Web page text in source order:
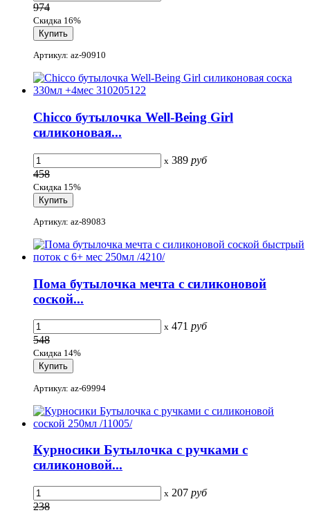
974
Скидка 16%
Артикул: az-90910
Chicco бутылочка Well-Being Girl
силиконовая...
x 389 руб
458
Скидка 15%
Артикул: az-89083
Пома бутылочка мечта с силиконовой
соской...
x 471 руб
548
Скидка 14%
Артикул: az-69994
Курносики Бутылочка с ручками с
силиконовой...
x 207 руб
238